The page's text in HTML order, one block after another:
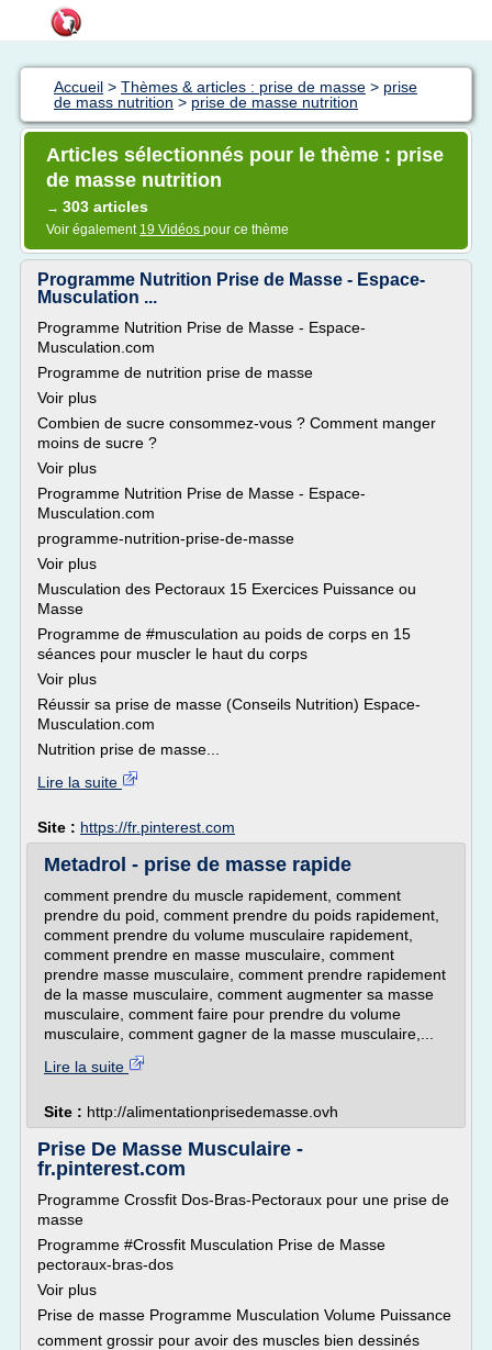
Accueil > Thèmes & articles : prise de masse > prise
de mass nutrition > prise de masse nutrition
Articles sélectionnés pour le thème : prise
de masse nutrition
→ 303 articles
Voir également 19 Vidéos pour ce thème
Programme Nutrition Prise de Masse - Espace-
Musculation ...
Programme Nutrition Prise de Masse - Espace-
Musculation.com
Programme de nutrition prise de masse
Voir plus
Combien de sucre consommez-vous ? Comment manger
moins de sucre ?
Voir plus
Programme Nutrition Prise de Masse - Espace-
Musculation.com
programme-nutrition-prise-de-masse
Voir plus
Musculation des Pectoraux 15 Exercices Puissance ou
Masse
Programme de #musculation au poids de corps en 15
séances pour muscler le haut du corps
Voir plus
Réussir sa prise de masse (Conseils Nutrition) Espace-
Musculation.com
Nutrition prise de masse...
Lire la suite
Site : https://fr.pinterest.com
Metadrol - prise de masse rapide
comment prendre du muscle rapidement, comment
prendre du poid, comment prendre du poids rapidement,
comment prendre du volume musculaire rapidement,
comment prendre en masse musculaire, comment
prendre masse musculaire, comment prendre rapidement
de la masse musculaire, comment augmenter sa masse
musculaire, comment faire pour prendre du volume
musculaire, comment gagner de la masse musculaire,...
Lire la suite
Site : http://alimentationprisedemasse.ovh
Prise De Masse Musculaire -
fr.pinterest.com
Programme Crossfit Dos-Bras-Pectoraux pour une prise de
masse
Programme #Crossfit Musculation Prise de Masse
pectoraux-bras-dos
Voir plus
Prise de masse Programme Musculation Volume Puissance
comment grossir pour avoir des muscles bien dessinés